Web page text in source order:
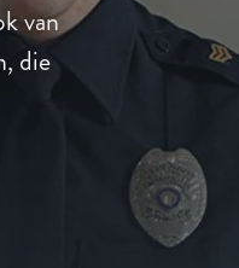
van
die